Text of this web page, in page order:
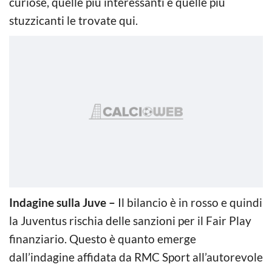
stuzzicanti le trovate qui.
Indagine sulla Juve – Il bilancio è in rosso e quindi
la Juventus rischia delle sanzioni per il Fair Play
finanziario. Questo è quanto emerge
dall’indagine affidata da RMC Sport all’autorevole